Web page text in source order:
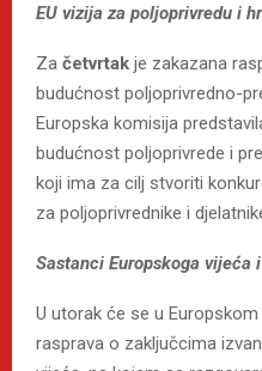
EU vizija za poljoprivredu i
Za četvrtak je zakazana
budućnost poljoprivredno-
Europska komisija
budućnost poljoprivrede i
koji ima za cilj stvoriti
za poljoprivrednike i
Sastanci Europskoga vijeća
U utorak će se u
rasprava o zaključcima